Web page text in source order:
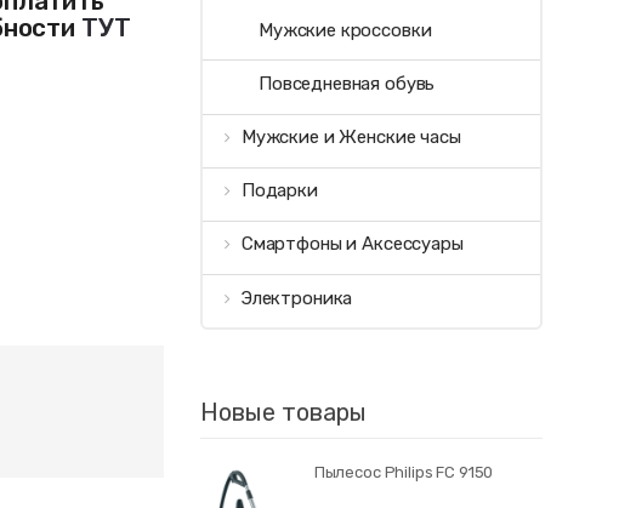
ТУТ Мужские кроссовки
Повседневная обувь
Мужские и Женские часы
Подарки
Смартфоны и Аксессуары
Электроника
Новые товары
Пылесос Philips FC 9150